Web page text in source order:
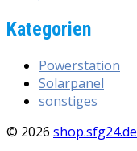
Kategorien
Powerstation
Solarpanel
sonstiges
© 2026 shop.sfg24.de